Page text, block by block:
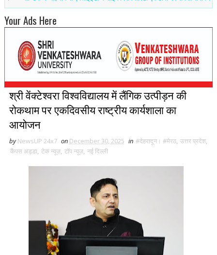
Your Ads Here
श्री वेंक्टेश्वरा विश्वविद्यालय में लैंगिक उत्पीड़न की
रोकथाम पर एकदिवसीय राष्ट्रीय कार्यशाला का
आयोजन
by NewsUP 24x7 on December 30, 2025 in #देहरादून। #मेरठ, उत्तर प्रदेश,
कैंपस अड्डा, टेक न्यूज़, टॉप न्यूज़, नई द‍िल्ली